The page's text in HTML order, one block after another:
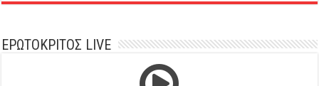
ΕΡΩΤΟΚΡΙΤΟΣ LIVE